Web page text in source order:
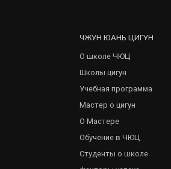
ЧЖУН ЮАНЬ ЦИГУН
О школе ЧЮЦ
Школы цигун
Учебная программа
Мастер о цигун
О Мастере
Обучение в ЧЮЦ
Студенты о школе